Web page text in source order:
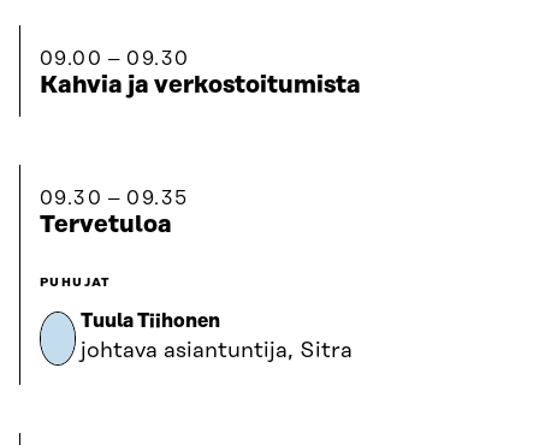
09.00 09.30
Kahvia ja verkostoitumista
09.30 09.35
Tervetuloa
PUHUJAT
Tuula Tiihonen
johtava asiantuntija, Sitra